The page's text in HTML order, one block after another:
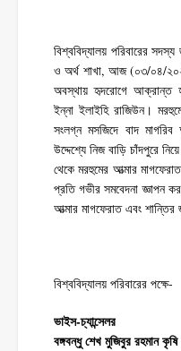
বিশ্ববিদ্যালয় পরিবারের
ও অর্থ শাখা, আজ (০৩/০৪/
অবস্থায় হৃদরোগে আক্রান্ত
ইন্না ইলাইহি রাজিউন।
সংলগ্ন মসজিদে বাদ
উদ্দেশ্যে নিজ বাড়ি চাঁদপুরে
থেকে মরহুমের আত্মার
প্রতি গভীর সমবেদনা জ্ঞাপন
আত্মার মাগফেরাত এবং
বিশ্ববিদ্যালয় পরিবারের পক্ষে-
ভাইস-চ্যান্সেলর
বঙ্গবন্ধু শেখ মুজিবুর রহমান কৃষি